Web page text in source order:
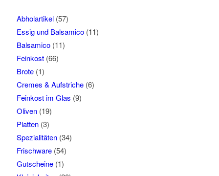
Abholartikel (57)
Essig und Balsamico (11)
Balsamico (11)
Feinkost (66)
Brote (1)
Cremes & Aufstriche (6)
Feinkost im Glas (9)
Oliven (19)
Platten (3)
Spezialitäten (34)
Frischware (54)
Gutscheine (1)